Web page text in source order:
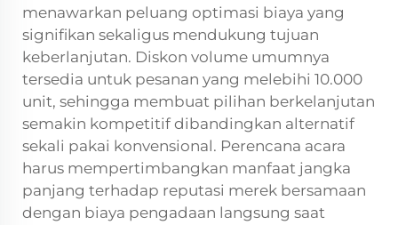
menawarkan peluang optimasi biaya yang
signifikan sekaligus mendukung tujuan
keberlanjutan. Diskon volume umumnya
tersedia untuk pesanan yang melebihi 10.000
unit, sehingga membuat pilihan berkelanjutan
semakin kompetitif dibandingkan alternatif
sekali pakai konvensional. Perencana acara
harus mempertimbangkan manfaat jangka
panjang terhadap reputasi merek bersamaan
dengan biaya pengadaan langsung saat